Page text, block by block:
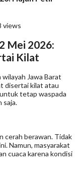
views
Mei 2026:
Kilat
wilayah Jawa Barat
disertai kilat atau
tetap waspada
saja.
cerah berawan. Tidak
Namun, masyarakat
cuaca karena kondisi